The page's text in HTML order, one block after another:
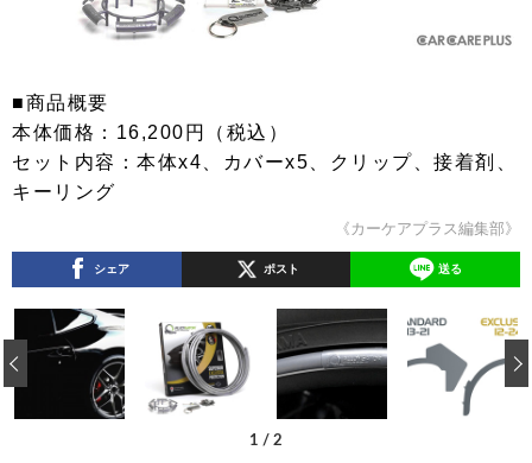
■商品概要
本体価格：16,200円（税込）
セット内容：本体x4、カバーx5、クリップ、接着剤、
キーリング
《カーケアプラス編集部》
シェア ポスト 送る
1 / 2
‹